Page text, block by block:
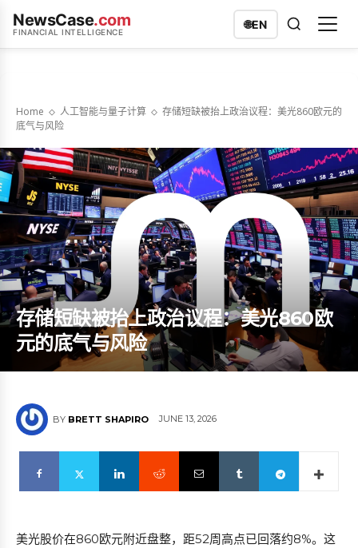
NewsCase.com
FINANCIAL INTELLIGENCE
🌐EN
Home 人工智能与量子计算
存储短缺被抬上政治议程：美光860欧元的
底气与风险
存储短缺被抬上政治议程：美光860欧
元的底气与风险
BY BRETT SHAPIRO JUNE 13, 2026
美光股价在860欧元附近盘整，距52周高点已回落约8%。这